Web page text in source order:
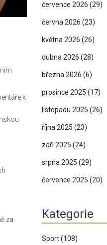
k
za
července 2026 (29)
června 2026 (23)
května 2026 (26)
dubna 2026 (28)
března 2026 (6)
prosince 2025 (17)
listopadu 2025 (26)
října 2025 (23)
září 2025 (24)
srpna 2025 (29)
července 2025 (20)
Kategorie
Sport(108)